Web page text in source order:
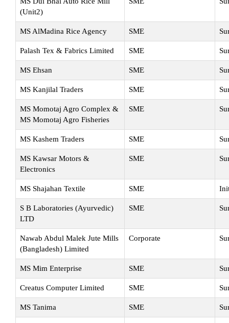
(Unit2)
MS AlMadina Rice Agency SME
Palash Tex & Fabrics Limited SME
MS Ehsan SME
MS Kanjilal Traders SME
MS Momotaj Agro Complex &
MS Momotaj Agro Fisheries
SME
MS Kashem Traders SME
MS Kawsar Motors &
Electronics
SME
MS Shajahan Textile SME
S B Laboratories (Ayurvedic)
LTD
SME
Nawab Abdul Malek Jute Mills
(Bangladesh) Limited
Corporate
MS Mim Enterprise SME
Creatus Computer Limited SME
MS Tanima SME